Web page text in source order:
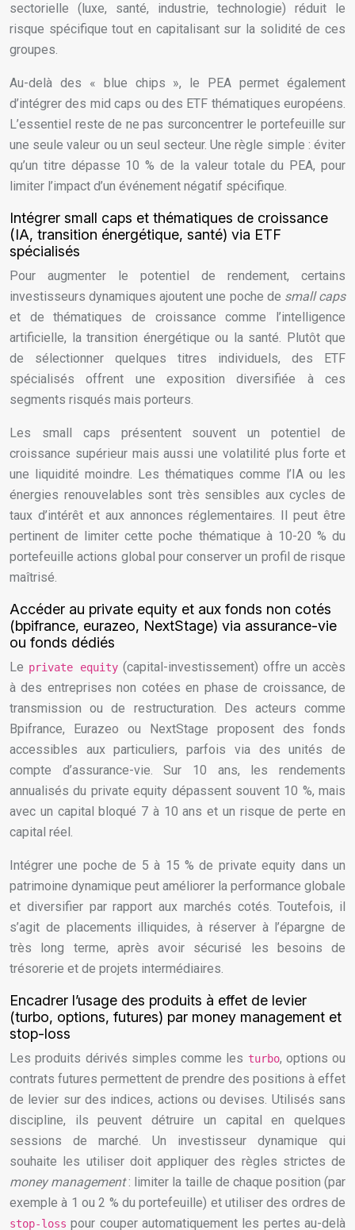
sectorielle (luxe, santé, industrie, technologie) réduit le
risque spécifique tout en capitalisant sur la solidité de ces
groupes.
Au-delà des « blue chips », le PEA permet également
d’intégrer des mid caps ou des ETF thématiques européens.
L’essentiel reste de ne pas surconcentrer le portefeuille sur
une seule valeur ou un seul secteur. Une règle simple : éviter
qu’un titre dépasse 10 % de la valeur totale du PEA, pour
limiter l’impact d’un événement négatif spécifique.
Intégrer small caps et thématiques de croissance
(IA, transition énergétique, santé) via ETF
spécialisés
Pour augmenter le potentiel de rendement, certains
investisseurs dynamiques ajoutent une poche de small caps
et de thématiques de croissance comme l’intelligence
artificielle, la transition énergétique ou la santé. Plutôt que
de sélectionner quelques titres individuels, des ETF
spécialisés offrent une exposition diversifiée à ces
segments risqués mais porteurs.
Les small caps présentent souvent un potentiel de
croissance supérieur mais aussi une volatilité plus forte et
une liquidité moindre. Les thématiques comme l’IA ou les
énergies renouvelables sont très sensibles aux cycles de
taux d’intérêt et aux annonces réglementaires. Il peut être
pertinent de limiter cette poche thématique à 10-20 % du
portefeuille actions global pour conserver un profil de risque
maîtrisé.
Accéder au private equity et aux fonds non cotés
(bpifrance, eurazeo, NextStage) via assurance-vie
ou fonds dédiés
Le private equity (capital-investissement) offre un accès
à des entreprises non cotées en phase de croissance, de
transmission ou de restructuration. Des acteurs comme
Bpifrance, Eurazeo ou NextStage proposent des fonds
accessibles aux particuliers, parfois via des unités de
compte d’assurance-vie. Sur 10 ans, les rendements
annualisés du private equity dépassent souvent 10 %, mais
avec un capital bloqué 7 à 10 ans et un risque de perte en
capital réel.
Intégrer une poche de 5 à 15 % de private equity dans un
patrimoine dynamique peut améliorer la performance globale
et diversifier par rapport aux marchés cotés. Toutefois, il
s’agit de placements illiquides, à réserver à l’épargne de
très long terme, après avoir sécurisé les besoins de
trésorerie et de projets intermédiaires.
Encadrer l’usage des produits à effet de levier
(turbo, options, futures) par money management et
stop-loss
Les produits dérivés simples comme les turbo, options ou
contrats futures permettent de prendre des positions à effet
de levier sur des indices, actions ou devises. Utilisés sans
discipline, ils peuvent détruire un capital en quelques
sessions de marché. Un investisseur dynamique qui
souhaite les utiliser doit appliquer des règles strictes de
money management: limiter la taille de chaque position (par
exemple à 1 ou 2 % du portefeuille) et utiliser des ordres de
stop-loss pour couper automatiquement les pertes au-delà